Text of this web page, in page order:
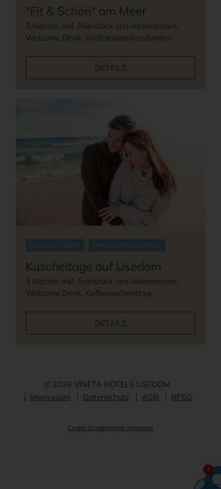
"Fit & Schön" am Meer
3 Nächte inkl. Frühstück und Abendessen,
Welcome Drink, Wellnessanwendungen
DETAILS
INSELHOF VINETA VINETA STRANDHOTELS
Kuscheltage auf Usedom
3 Nächte inkl. Frühstück und Abendessen,
Welcome Drink, Kaffeenachmittag
DETAILS
© 2026 VINETA HOTELS USEDOM
Navigation
überspringen
Impressum Datenschutz AGB BFSG
Cookie Einstellungen anpassen
1